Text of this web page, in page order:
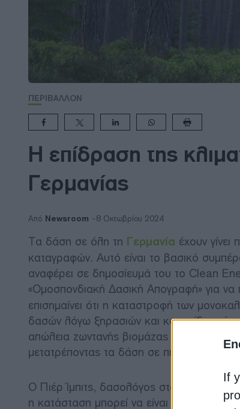
If
ΠΕΡΙΒΑΛΛΟΝ
Η επίδραση της
Γερμανίας
Από Newsroom 8 Οκτωβρίου 2024
Τα δάση σε όλη τη Γερμανία έχουν γίνει
καταγραφών. Αυτό είναι το βασικό
αναφέρει σε δημοσίευμά του το Clean
«Ομοσπονδιακή Δασική Απογραφή» για να
επισημαίνει ότι η καταστροφή των
δασών λόγω ξηρασιών και καταιγίδων,
απώλεια ζωντανής βιομάζας λόγω των
μετατρέποντας τα δάση σε πηγές
Ο Πιέρ Ίμπιτς, δασολόγος στο
η κατάσταση μπορεί να είναι χειρότερη